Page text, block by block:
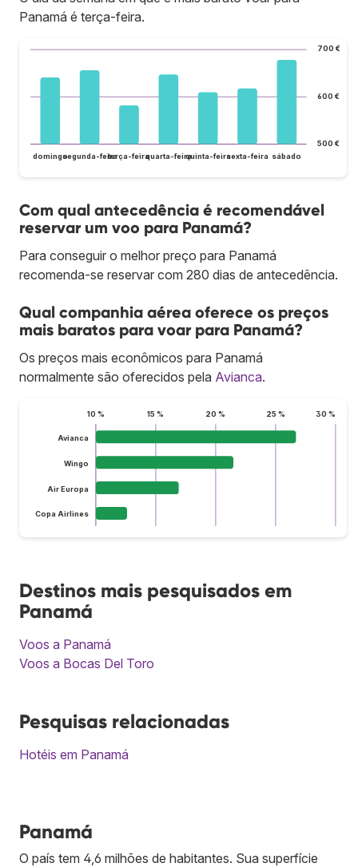
Panamá é terça-feira.
500 €
600 €
700 €
domingosegunda-feiraterça-feiraquarta-feiraquinta-feirasexta-feira sábado
Com qual antecedência é recomendável
reservar um voo para Panamá?
Para conseguir o melhor preço para Panamá
recomenda-se reservar com 280 dias de antecedência.
Qual companhia aérea oferece os preços
mais baratos para voar para Panamá?
Os preços mais econômicos para Panamá
normalmente são oferecidos pela Avianca.
10 % 15 % 20 % 25 % 30 %
Avianca
Wingo
Air Europa
Copa Airlines
Destinos mais pesquisados em
Panamá
Voos a Panamá
Voos a Bocas Del Toro
Pesquisas relacionadas
Hotéis em Panamá
Panamá
O país tem 4,6 milhões de habitantes. Sua superfície